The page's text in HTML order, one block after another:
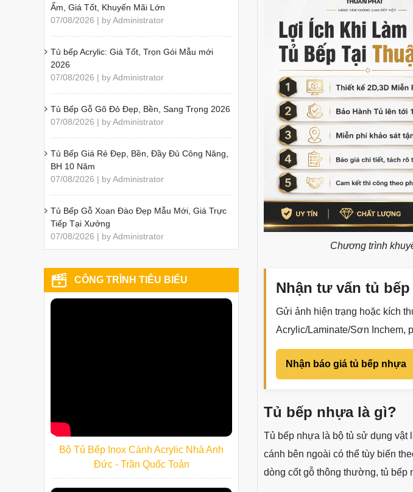
Chương trình
Nhận tư vấn tủ
Gửi ảnh hiện trạng hoặc kích
Acrylic/Laminate/Sơn Inchem,
Nhận báo giá tủ bếp nhựa
Tủ bếp nhựa là gì?
Tủ bếp nhựa là bộ tủ sử dụng vật
cánh bên ngoài có thể tùy biến
dòng cốt gỗ thông thường, tủ bếp
Ẩm, Giá Tốt, Khuyến Mãi Lớn
07/08/2026 | by Administrator
Tủ bếp Acrylic: Giá Tốt, Trọn Gói Mẫu mới
2026
07/08/2026 | by Administrator
Tủ Bếp Gỗ Gõ Đỏ Đẹp, Bền, Sang Trọng 2026
07/08/2026 | by Administrator
Tủ Bếp Giá Rẻ Đẹp, Bền, Đầy Đủ Công Năng,
BH 10 Năm
07/08/2026 | by Administrator
Tủ Bếp Gỗ Xoan Đào Đẹp Mẫu Mới, Giá Trực
Tiếp Tại Xưởng
07/08/2026 | by Administrator
CÔNG TRÌNH TIÊU BIỂU
Bộ Tủ Bếp Inox Cánh Acrylic Nhà Anh
Đức - Trần Quốc Toản